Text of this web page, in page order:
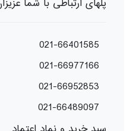
021-66401585
021-66977166
021-66952853
021-66489097